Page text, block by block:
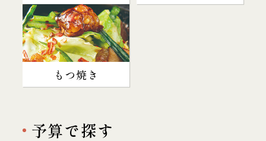
もつ焼き
予算で探す